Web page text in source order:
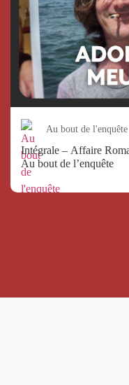
Au bout de l'enquête
Intégrale – Affaire
Au bout de l’enquête